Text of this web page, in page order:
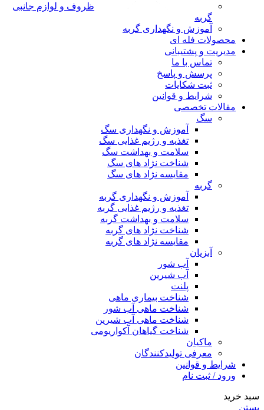
ظروف و لوازم جانبی
گربه
آموزش و نگهداری گربه
محصولات فله ای
مدیریت و پشتیبانی
تماس با ما
پرسش و پاسخ
ثبت شکایات
شرایط و قوانین
مقالات تخصصی
سگ
آموزش و نگهداری سگ
تغذیه و رژیم غذایی سگ
سلامت و بهداشت سگ
شناخت نژاد های سگ
مقایسه نژاد های سگ
گربه
آموزش و نگهداری گربه
تغذیه و رژیم غذایی گربه
سلامت و بهداشت گربه
شناخت نژاد های گربه
مقایسه نژاد های گربه
آبزیان
آب شور
آب شیرین
پلنت
شناخت بیماری ماهی
شناخت ماهی آب شور
شناخت ماهی آب شیرین
شناخت گیاهان آکواریومی
ماکیان
معرفی تولیدکنندگان
شرایط و قوانین
ورود / ثبت نام
سبد خرید
بستن